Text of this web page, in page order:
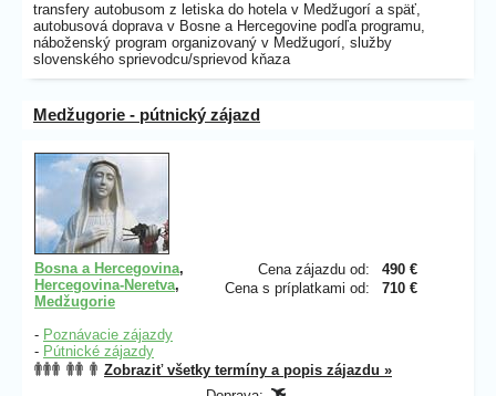
transfery autobusom z letiska do hotela v Medžugorí a späť,
autobusová doprava v Bosne a Hercegovine podľa programu,
náboženský program organizovaný v Medžugorí, služby
slovenského sprievodcu/sprievod kňaza
Medžugorie - pútnický zájazd
Cena zájazdu od:
490 €
Cena s príplatkami od:
710 €
Bosna a Hercegovina,
Hercegovina-Neretva,
Medžugorie
- Poznávacie zájazdy
- Pútnické zájazdy
Zobraziť všetky termíny a popis zájazdu »